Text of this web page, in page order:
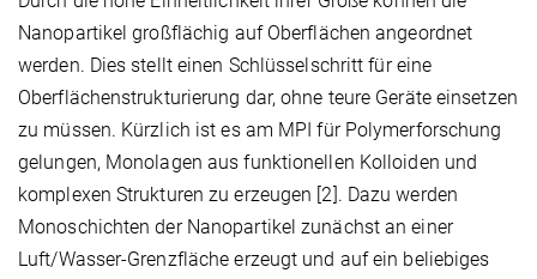
Nanopartikel großflächig auf Oberflächen angeordnet
werden. Dies stellt einen Schlüsselschritt für eine
Oberflächenstrukturierung dar, ohne teure Geräte einsetzen
zu müssen. Kürzlich ist es am MPI für Polymerforschung
gelungen, Monolagen aus funktionellen Kolloiden und
komplexen Strukturen zu erzeugen [2]. Dazu werden
Monoschichten der Nanopartikel zunächst an einer
Luft/Wasser-Grenzfläche erzeugt und auf ein beliebiges